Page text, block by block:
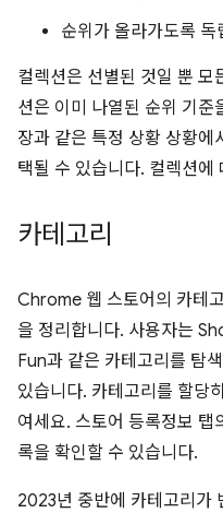
순위가 올라가도록
컬렉션은 선별된 것일 뿐 모
션은 이미 나열된 순위 기
장과 같은 특정 상황 상황에
택될 수 있습니다. 컬렉션에
카테고리
Chrome 웹 스토어의 카테
을 정리합니다. 사용자는
Fun과 같은 카테고리를 탐
있습니다. 카테고리를 할당
여세요. 스토어 등록정보 탭
록을 확인할 수 있습니다.
2023년 중반에 카테고리가